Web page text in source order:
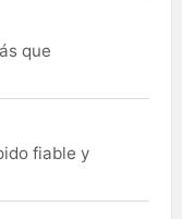
que
fiable y